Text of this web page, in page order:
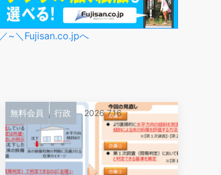
／~＼Fujisan.co.jpへ
無料会員 行政 2026.7.16